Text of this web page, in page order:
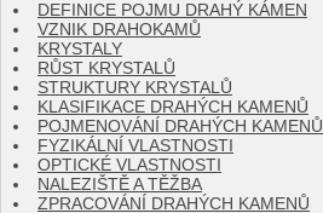
DEFINICE POJMU DRAHÝ KÁMEN
VZNIK DRAHOKAMŮ
KRYSTALY
RŮST KRYSTALŮ
STRUKTURY KRYSTALŮ
KLASIFIKACE DRAHÝCH KAMENŮ
POJMENOVÁNÍ DRAHÝCH KAMENŮ
FYZIKÁLNÍ VLASTNOSTI
OPTICKÉ VLASTNOSTI
NALEZIŠTĚ A TĚŽBA
ZPRACOVÁNÍ DRAHÝCH KAMENŮ